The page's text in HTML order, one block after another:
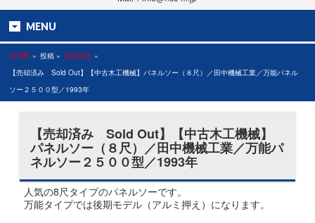
MENU
HOME » 投稿 » 売却済み »
【売却済み Sold Out】【中古木工機械】パネルソー（８尺）／田中機械工業／万能パネル
ソー２５００型／1993年
【売却済み Sold Out】【中古木工機械】
パネルソー（８尺）／田中機械工業／万能パ
ネルソー２５００型／1993年
人気の8尺タイプのパネルソーです。
万能タイプでは後期モデル（アルミ押え）になります。